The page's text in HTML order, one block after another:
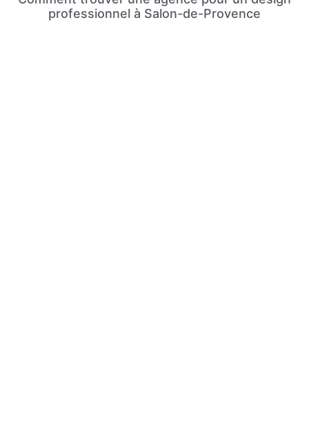
professionnel à Salon-de-Provence